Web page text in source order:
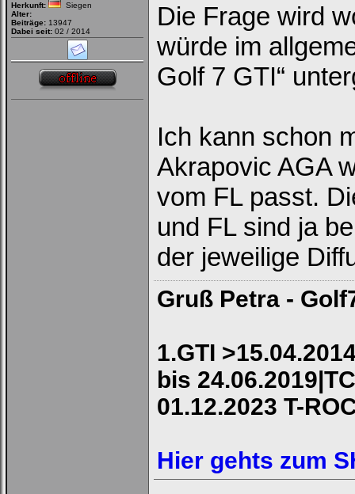
Ich habe mein Passwort
vergessen Registrieren
Herkunft:
Siegen
Alter:
Beiträge: 13947
Dabei seit: 02 / 2014
Die Frage wird
würde im
Golf 7 GTI“
Ich kann schon
Akrapovic AGA
vom FL passt.
und FL sind ja
der jeweilige
Gruß Petra -
1.GTI
bis
01.12.2023 T-
Hier gehts zum